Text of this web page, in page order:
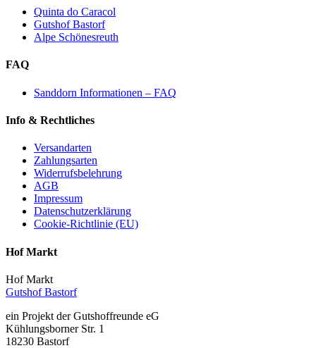
Quinta do Caracol
Gutshof Bastorf
Alpe Schönesreuth
FAQ
Sanddorn Informationen – FAQ
Info & Rechtliches
Versandarten
Zahlungsarten
Widerrufsbelehrung
AGB
Impressum
Datenschutzerklärung
Cookie-Richtlinie (EU)
Hof Markt
Hof Markt
Gutshof Bastorf
ein Projekt der Gutshoffreunde eG
Kühlungsborner Str. 1
18230 Bastorf